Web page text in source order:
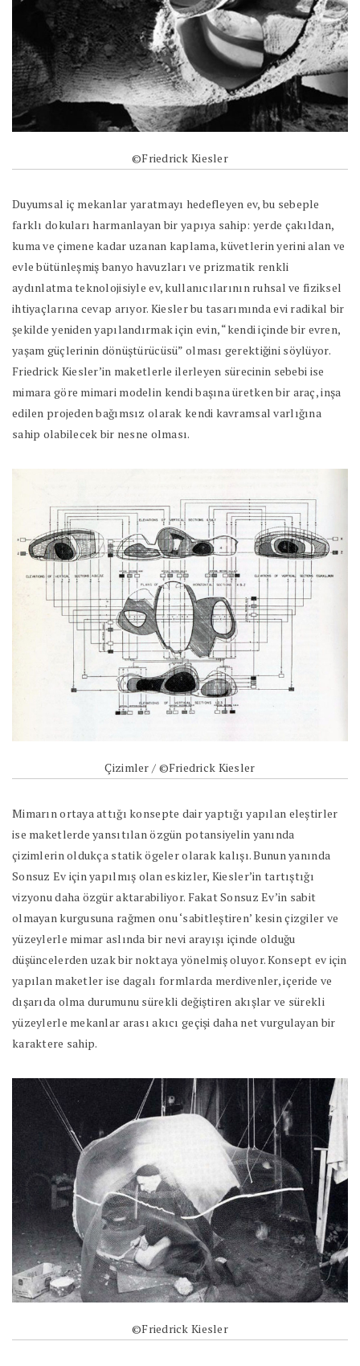
©Friedrick Kiesler
Duyumsal iç mekanlar yaratmayı hedefleyen ev, bu sebeple
farklı dokuları harmanlayan bir yapıya sahip: yerde çakıldan,
kuma ve çimene kadar uzanan kaplama, küvetlerin yerini alan ve
evle bütünleşmiş banyo havuzları ve prizmatik renkli
aydınlatma teknolojisiyle ev, kullanıcılarının ruhsal ve fiziksel
ihtiyaçlarına cevap arıyor. Kiesler bu tasarımında evi radikal bir
şekilde yeniden yapılandırmak için evin, “kendi içinde bir evren,
yaşam güçlerinin dönüştürücüsü” olması gerektiğini söylüyor.
Friedrick Kiesler’in maketlerle ilerleyen sürecinin sebebi ise
mimara göre mimari modelin kendi başına üretken bir araç, inşa
edilen projeden bağımsız olarak kendi kavramsal varlığına
sahip olabilecek bir nesne olması.
Çizimler / ©Friedrick Kiesler
Mimarın ortaya attığı konsepte dair yaptığı yapılan eleştirler
ise maketlerde yansıtılan özgün potansiyelin yanında
çizimlerin oldukça statik ögeler olarak kalışı. Bunun yanında
Sonsuz Ev için yapılmış olan eskizler, Kiesler’in tartıştığı
vizyonu daha özgür aktarabiliyor. Fakat Sonsuz Ev’in sabit
olmayan kurgusuna rağmen onu ‘sabitleştiren’ kesin çizgiler ve
yüzeylerle mimar aslında bir nevi arayışı içinde olduğu
düşüncelerden uzak bir noktaya yönelmiş oluyor. Konsept ev için
yapılan maketler ise dagalı formlarda merdivenler, içeride ve
dışarıda olma durumunu sürekli değiştiren akışlar ve sürekli
yüzeylerle mekanlar arası akıcı geçişi daha net vurgulayan bir
karaktere sahip.
©Friedrick Kiesler